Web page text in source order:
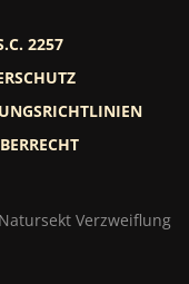
2257
Verzweiflung